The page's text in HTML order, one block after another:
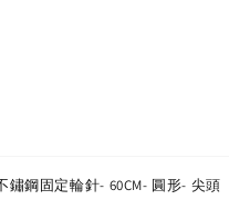
鏽鋼固定輪針- 60CM- 圓形- 尖頭